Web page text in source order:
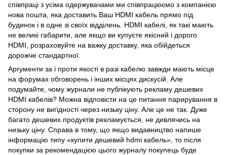
співпраці з усіма одержувачами ми співпрацюємо з компанією
нова пошта, яка доставить Ваш HDMI кабель прямо під
будинок і в одне зі своїх відділень. HDMI кабелі, як такі мають
не великі габарити, але якщо ви купуєте якісний і дорого
HDMI, розраховуйте на важку доставку, яка обійдеться
дорожче стандартної.
Аргументи за і проти якості в разі кабелю завжди мають місце
на форумах обговорень і інших місцях дискусій. Але
подумайте, чому журнали не публікують рекламу дешевих
HDMI кабелів? Можна відповісти на це питання парирування в
сторону не вигідності через низьку ціну. Але це не так. Дуже
багато дешевих продуктів рекламується, не дивлячись на
низьку ціну. Справа в тому, що якщо видавництво напише
інформацію типу «купити дешевий hdmi кабель», то після
покупки за рекомендацією цього журналу покупець буде